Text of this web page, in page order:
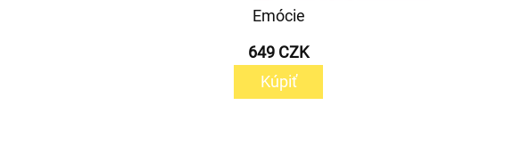
Emócie
649 CZK
Kúpiť